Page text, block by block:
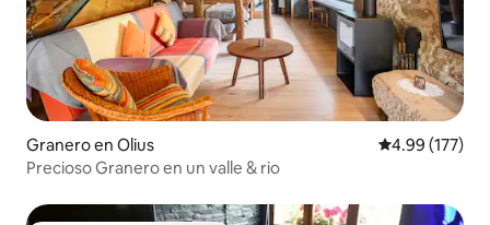
Granero en Olius Calificación
4.99 (177)
Precioso Granero en un valle & rio